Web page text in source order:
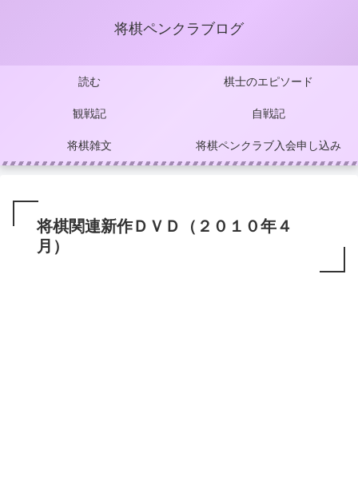
将棋ペンクラブログ
読む 棋士のエピソード
観戦記 自戦記
将棋雑文 将棋ペンクラブ入会申し込み
将棋関連新作ＤＶＤ（２０１０年４
月）